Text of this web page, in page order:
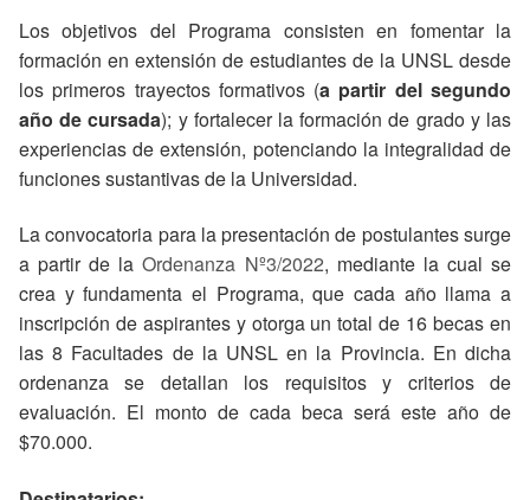
Los objetivos del Programa consisten en fomentar la
formación en extensión de estudiantes de la UNSL desde
los primeros trayectos formativos (a partir del segundo
año de cursada); y fortalecer la formación de grado y las
experiencias de extensión, potenciando la integralidad de
funciones sustantivas de la Universidad.
La convocatoria para la presentación de postulantes surge
a partir de laOrdenanza Nº3/2022, mediante la cual se
crea y fundamenta el Programa, que cada año llama a
inscripción de aspirantes y otorga un total de 16 becas en
las 8 Facultades de la UNSL en la Provincia. En dicha
ordenanza se detallan los requisitos y criterios de
evaluación. El monto de cada beca será este año de
$70.000.